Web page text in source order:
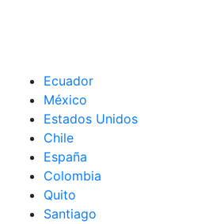
Ecuador
México
Estados Unidos
Chile
España
Colombia
Quito
Santiago